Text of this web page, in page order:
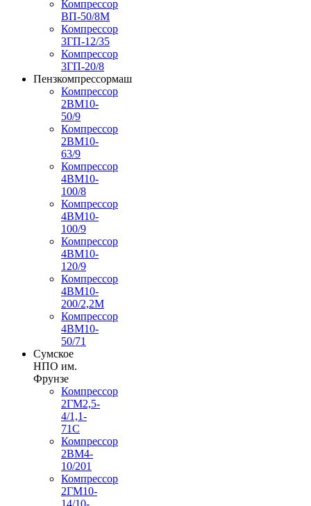
Компрессор
ВП-50/8М
Компрессор
3ГП-12/35
Компрессор
3ГП-20/8
Пензкомпрессормаш
Компрессор
2ВМ10-
50/9
Компрессор
2ВМ10-
63/9
Компрессор
4ВМ10-
100/8
Компрессор
4ВМ10-
100/9
Компрессор
4ВМ10-
120/9
Компрессор
4ВМ10-
200/2,2М
Компрессор
4ВМ10-
50/71
Сумское
НПО им.
Фрунзе
Компрессор
2ГМ2,5-
4/1,1-
71С
Компрессор
2ВМ4-
10/201
Компрессор
2ГМ10-
14/10-